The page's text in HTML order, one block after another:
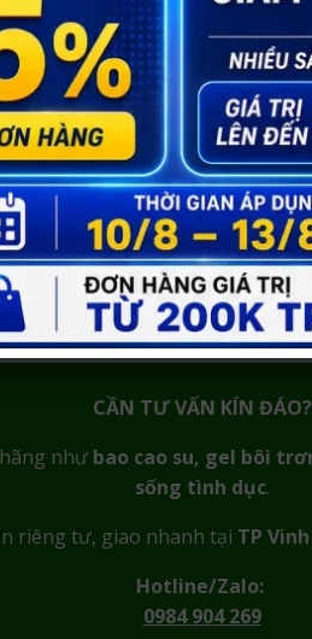
quốc, ưu tiên sự riêng tư,
CẦN TƯ VẤN KÍN ĐÁO?
như bao cao su, gel bôi
sống tình dục.
riêng tư, giao nhanh tại TP Vinh
Hotline/Zalo:
0984 904 269